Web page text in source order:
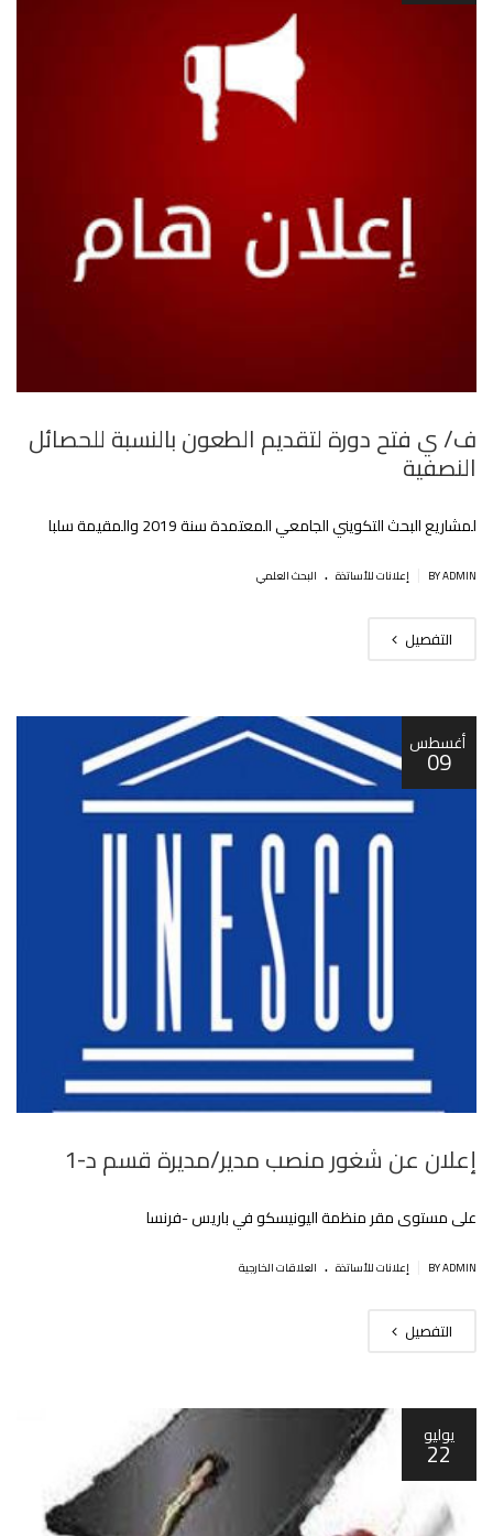
ف/ ي فتح دورة لتقديم الطعون بالنسبة للحصائل
النصفية
لمشاريع البحث التكويني الجامعي المعتمدة سنة 2019 والمقيمة سلبا‎‎
BY ADMIN إعلانات للأساتذة . البحث العلمي
التفصيل
أغسطس
09
إعلان عن شغور منصب مدير/مديرة قسم د-1
على مستوى مقر منظمة اليونيسكو في باريس -فرنسا
BY ADMIN إعلانات للأساتذة . العلاقات الخارجية
التفصيل
يوليو
22